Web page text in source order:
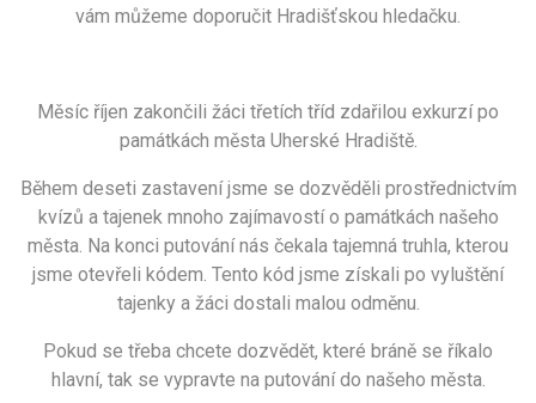
vám můžeme doporučit Hradišťskou hledačku.
Měsíc říjen zakončili žáci třetích tříd zdařilou exkurzí po
památkách města Uherské Hradiště.
Během deseti zastavení jsme se dozvěděli prostřednictvím
kvízů a tajenek mnoho zajímavostí o památkách našeho
města. Na konci putování nás čekala tajemná truhla, kterou
jsme otevřeli kódem. Tento kód jsme získali po vyluštění
tajenky a žáci dostali malou odměnu.
Pokud se třeba chcete dozvědět, které bráně se říkalo
hlavní, tak se vypravte na putování do našeho města.